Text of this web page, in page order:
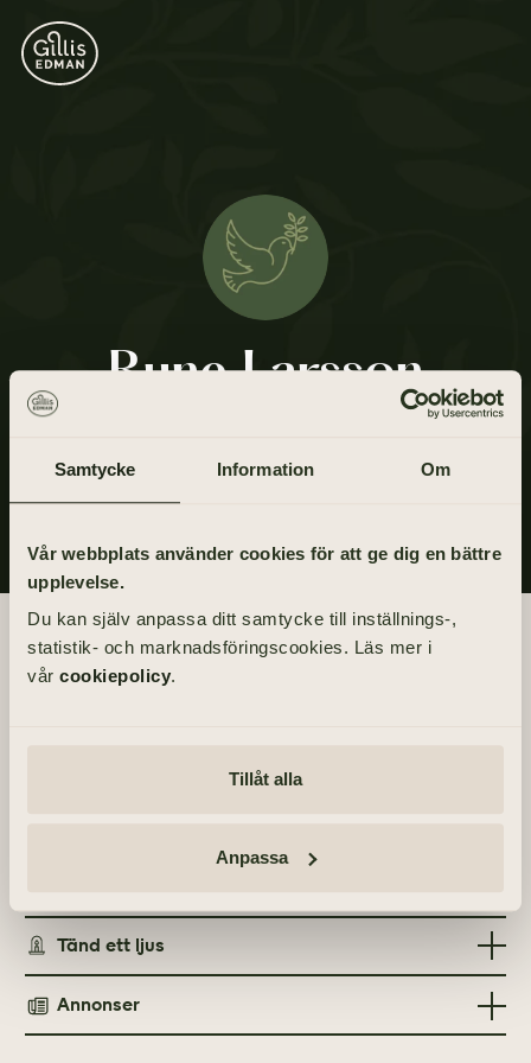
Samtycke Information Om
Vår webbplats använder cookies för att ge dig en bättre
upplevelse.
Du kan själv anpassa ditt samtycke till inställnings-,
statistik- och marknadsföringscookies. Läs mer i
vår cookiepolicy.
Tillåt alla
Anpassa
Rune Larsson
Begravningsdagen
Tänd ett ljus
TÄND ETT LJUS
Annonser